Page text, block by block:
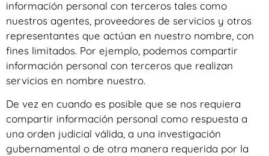
información personal con terceros tales como
nuestros agentes, proveedores de servicios y otros
representantes que actúan en nuestro nombre, con
fines limitados. Por ejemplo, podemos compartir
información personal con terceros que realizan
servicios en nombre nuestro.
De vez en cuando es posible que se nos requiera
compartir información personal como respuesta a
una orden judicial válida, a una investigación
gubernamental o de otra manera requerida por la